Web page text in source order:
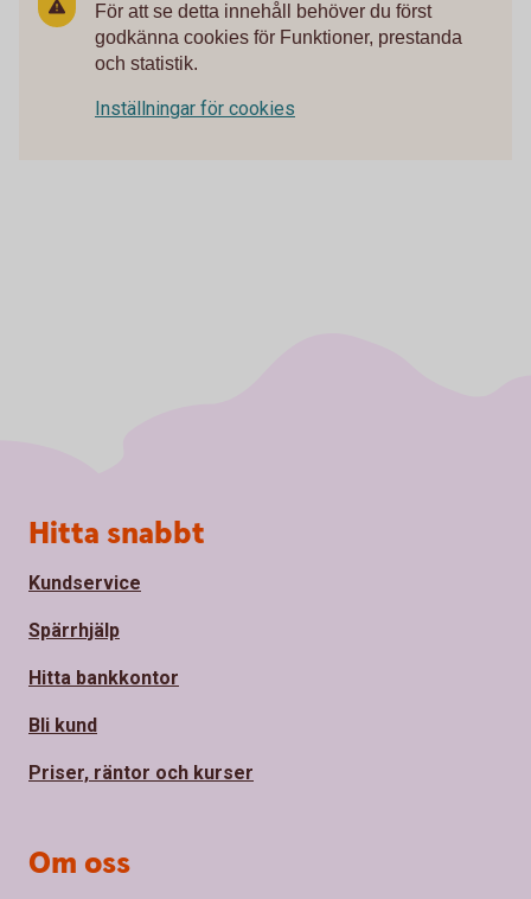
För att se detta innehåll behöver du först
godkänna cookies för Funktioner, prestanda
och statistik.
Inställningar för cookies
Sidfot
Hitta snabbt
Kundservice
Spärrhjälp
Hitta bankkontor
Bli kund
Priser, räntor och kurser
Om oss